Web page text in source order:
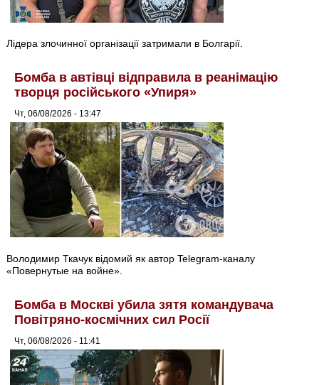
Лідера злочинної організації затримали в Болгарії.
Бомба в автівці відправила в реанімацію
творця російського «Упиря»
Чт, 06/08/2026 - 13:47
Володимир Ткачук відомий як автор Telegram-каналу
«Повернутые на войне».
Бомба в Москві убила зятя командувача
Повітряно-космічних сил Росії
Чт, 06/08/2026 - 11:41